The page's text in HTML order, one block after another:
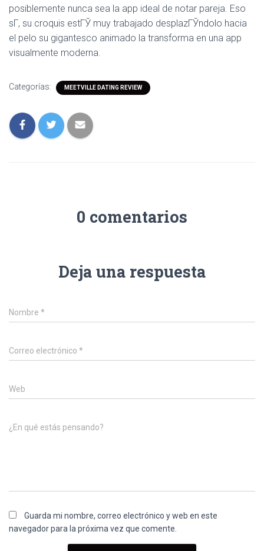
posiblemente nunca sea la app ideal de notar pareja. Eso
sГ­, su croquis estГЎ muy trabajado desplazГЎndolo hacia
el pelo su gigantesco animado la transforma en una app
visualmente moderna.
Categorías: MEETVILLE DATING REVIEW
0 comentarios
Deja una respuesta
Nombre *
Correo electrónico *
Web
¿En qué estás pensando?
Guarda mi nombre, correo electrónico y web en este
navegador para la próxima vez que comente.